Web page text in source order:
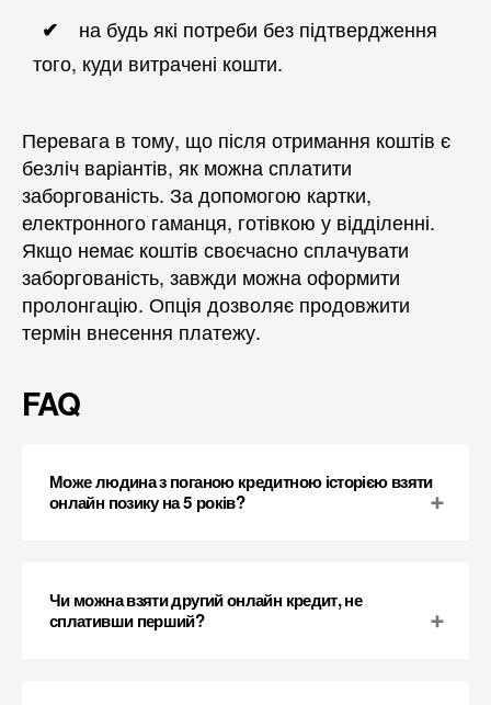
на будь які потреби без підтвердження
того, куди витрачені кошти.
Перевага в тому, що після отримання коштів є
безліч варіантів, як можна сплатити
заборгованість. За допомогою картки,
електронного гаманця, готівкою у відділенні.
Якщо немає коштів своєчасно сплачувати
заборгованість, завжди можна оформити
пролонгацію. Опція дозволяє продовжити
термін внесення платежу.
FAQ
Може людина з поганою кредитною історією взяти
онлайн позику на 5 років?
Чи можна взяти другий онлайн кредит, не
сплативши перший?